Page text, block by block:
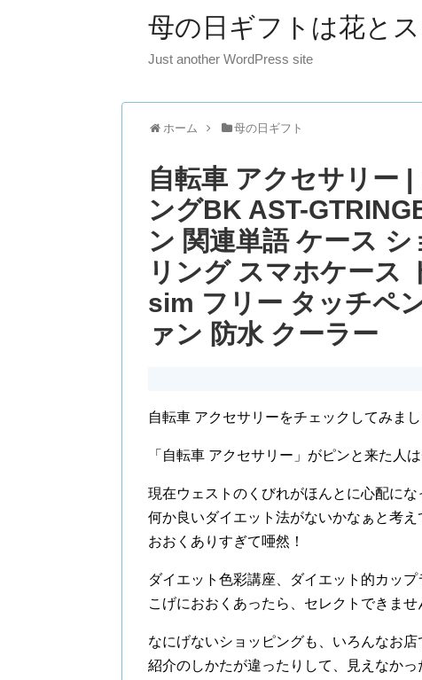
母の日ギフトは花と
Just another WordPress site
ホーム 母の日ギフト
自転車 アクセサリー
ングBK AST-
ン 関連単語 ケース
リング スマホケース
sim フリー タッチペ
ァン 防水 クーラー
自転車 アクセサリーをチェックしてみまし
「自転車 アクセサリー」がピンと来た人
現在ウェストのくびれがほんとに心配にな
何か良いダイエット法がないかなぁと考え
おおくありすぎて唖然！
ダイエット色彩講座、ダイエット的カッ
こげにおおくあったら、セレクトできませ
なにげないショッピングも、いろんなお店
紹介のしかたが違ったりして、見えなかっ